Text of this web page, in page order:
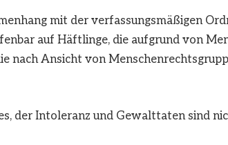
mit der verfassungsmäßigen
auf Häftlinge, die aufgrund von
nach Ansicht von
der Intoleranz und Gewalttaten sind